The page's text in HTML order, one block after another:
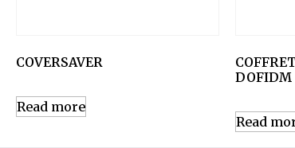
COVERSAVER
Read more
DOFIDM
Read